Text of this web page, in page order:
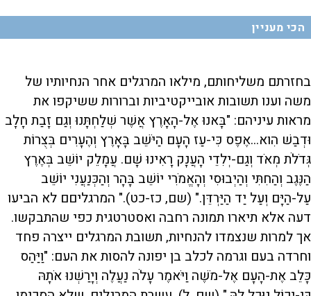
הכי מעניין
בחזרתם משליחותם, מילאו המרגלים אחר הנחיותיו של
משה וענו תשובות אובייקטיביות וברורות ששיקפו את
מראות עיניהם: "בָּאנוּ אֶל-הָאָרֶץ אֲשֶׁר שְׁלַחְתָּנוּ וְגַם זָבַת חָלָב
וּדְבַשׁ הִוא...אֶפֶס כִּי-עַז הָעָם הַיֹּשֵׁב בָּאָרֶץ וְהֶעָרִים בְּצֻרוֹת
גְּדֹלֹת מְאֹד וְגַם-יְלִדֵי הָעֲנָק רָאִינוּ שָׁם. עֲמָלֵק יוֹשֵׁב בְּאֶרֶץ
הַנֶּגֶב וְהַחִתִּי וְהַיְבוּסִי וְהָאֱמֹרִי יוֹשֵׁב בָּהָר וְהַכְּנַעֲנִי יוֹשֵׁב
עַל-הַיָּם וְעַל יַד הַיַּרְדֵּן." (שם, כז-כט)." המרגליםם לא הביעו
דעה אלא תיארו תמונה רחבה ואסטרטגית כפי שהתבקשו.
אך למרות שנצמדו להנחיות, תשובת המרגלים ייצרה פחד
וחרדה בעם וגרמה לכלב בן יפונה להסות את העם: "וַיַּהַס
כָּלֵב אֶת-הָעָם אֶל-מֹשֶׁה וַיֹּאמֶר עָלֹה נַעֲלֶה וְיָרַשְׁנוּ אֹתָהּ